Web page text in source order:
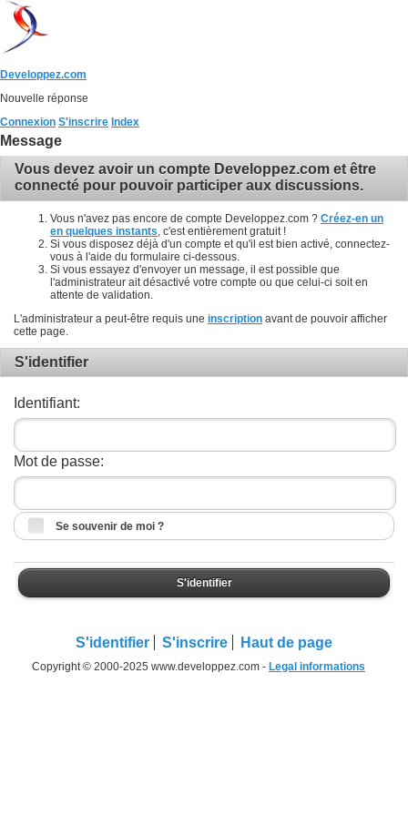
Developpez.com
Nouvelle réponse
Connexion S'inscrire Index
Message
Vous devez avoir un compte Developpez.com et être
connecté pour pouvoir participer aux discussions.
Vous n'avez pas encore de compte Developpez.com ? Créez-en un
en quelques instants , c'est entièrement gratuit !
Si vous disposez déjà d'un compte et qu'il est bien activé, connectez-
vous à l'aide du formulaire ci-dessous.
Si vous essayez d'envoyer un message, il est possible que
l'administrateur ait désactivé votre compte ou que celui-ci soit en
attente de validation.
L'administrateur a peut-être requis une inscription avant de pouvoir afficher
cette page.
S'identifier
Identifiant:
Mot de passe:
Se souvenir de moi ?
S'identifier
S'identifier S'inscrire Haut de page
Copyright © 2000-2025 www.developpez.com - Legal informations